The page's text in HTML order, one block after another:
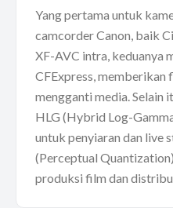
Yang pertama untuk
camcorder Canon, baik
XF-AVC intra, keduanya
CFExpress, memberikan
mengganti media. Selain
HLG (Hybrid Log-
untuk penyiaran dan live
(Perceptual
produksi film dan